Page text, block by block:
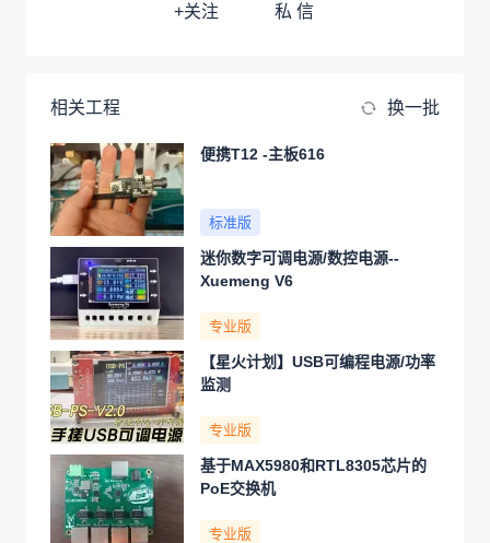
+关注 私 信
相关工程 换一批
便携T12 -主板616
标准版
迷你数字可调电源/数控电源--
Xuemeng V6
专业版
【星火计划】USB可编程电源/功率
监测
专业版
基于MAX5980和RTL8305芯片的
PoE交换机
专业版